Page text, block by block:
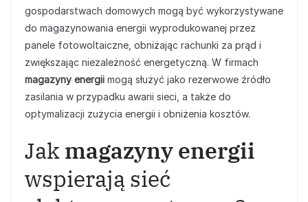
gospodarstwach domowych mogą być wykorzystywane
do magazynowania energii wyprodukowanej przez
panele fotowoltaiczne, obniżając rachunki za prąd i
zwiększając niezależność energetyczną. W firmach
magazyny energii mogą służyć jako rezerwowe źródło
zasilania w przypadku awarii sieci, a także do
optymalizacji zużycia energii i obniżenia kosztów.
Jakmagazyny energii
wspierają sieć